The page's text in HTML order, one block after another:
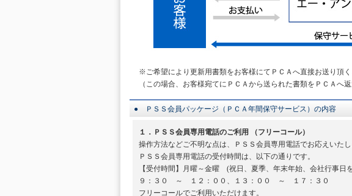
※ご希望により更新用書類をお客様にてＰＣＡへ直接お送り頂く
（この場合、お客様宛てにＰＣＡから送られた書類をＰＣＡへ
● ＰＳＳ会員パッケージ（ＰＣＡ年間保守サービス）の内容
１．ＰＳＳ会員専用電話のご利用 （フリーコール）
操作方法などご不明な点は、ＰＳＳ会員専用電話でお応えいたし
ＰＳＳ会員専用電話の受付時間は、以下の通りです。
【受付時間】月曜～金曜 (祝日、夏季、年末年始、会社行事日
９：３０ ～ １２：００、１３：００ ～ １７：３０
フリーコールでご利用いただけます。